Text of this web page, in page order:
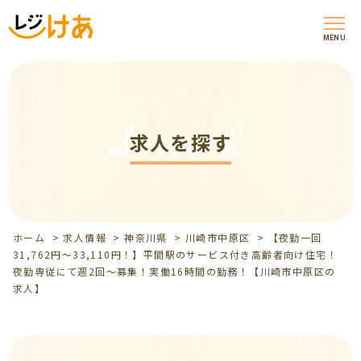
MENU
求人を探す
Search
ホーム >求人情報 >神奈川県 > 川崎市中原区 >
【夜勤一回
31,762円～33,110円！】平間駅のサービス付き高齢者向け住宅！
夜勤専従にて週2回～募集！実働16時間の勤務！【川崎市中原区の
求人】